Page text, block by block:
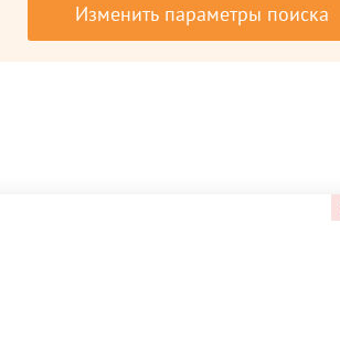
Изменить параметры поиска